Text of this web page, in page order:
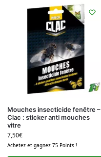
Mouches insecticide fenêtre –
Clac : sticker anti mouches
vitre
7,50€
Achetez et gagnez 75 Points !